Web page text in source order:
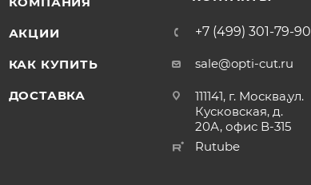
АКЦИИ
КАК КУПИТЬ
ДОСТАВКА
+7 (499) 301-79-90
sale@opti-cut.ru
111141, г. Москва,ул.
Кусковская, д.
20А, офис В-315
Rutube